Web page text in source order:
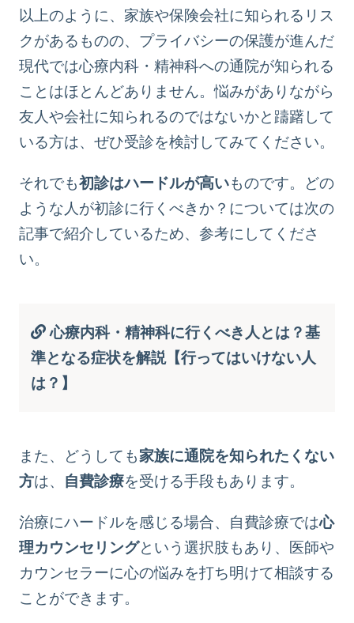
以上のように、家族や保険会社に知られるリス
クがあるものの、プライバシーの保護が進んだ
現代では心療内科・精神科への通院が知られる
ことはほとんどありません。悩みがありながら
友人や会社に知られるのではないかと躊躇して
いる方は、ぜひ受診を検討してみてください。
それでも初診はハードルが高いものです。どの
ような人が初診に行くべきか？については次の
記事で紹介しているため、参考にしてくださ
い。
心療内科・精神科に行くべき人とは？基
準となる症状を解説【行ってはいけない人
は？】
また、どうしても家族に通院を知られたくない
方は、 自費診療を受ける手段もあります。
治療にハードルを感じる場合、自費診療では心
理カウンセリングという選択肢もあり、医師や
カウンセラーに心の悩みを打ち明けて相談する
ことができます。